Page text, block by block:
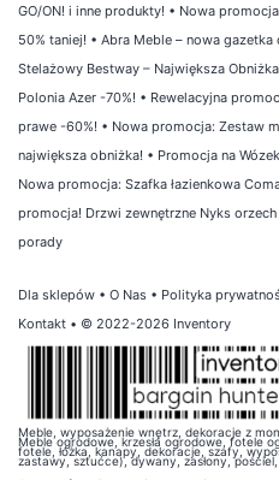
GO/ON! i inne produkty! • Nowa
50% taniej! • Abra Meble – nowa gazetka
Stelażowy Bestway – Największa
Polonia Azer -70%! • Rewelacyjna
prawe -60%! • Nowa promocja: Zestaw
największa obniżka! • Promocja na
Nowa promocja: Szafka łazienkowa
promocja! Drzwi zewnętrzne Nyks
porady
Dla sklepów • O Nas • Polityka
Kontakt • © 2022-2026 Inventory
Meble, wyposażenie wnętrz, dekoracje z
Meble ogrodowe, krzesła ogrodowe, fotele
fotele, łóżka, kanapy, dekoracje, szafy,
zastawy, sztućce), dywany, zasłony,